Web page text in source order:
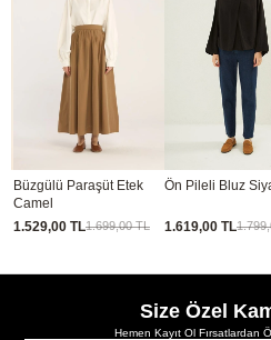
Büzgülü Paraşüt Etek
Camel
1.529,00 TL1.699,00 TL
Ön Pileli Bluz
1.619,00 TL
Size Özel
Hemen Kayıt Ol Fırsatlardan